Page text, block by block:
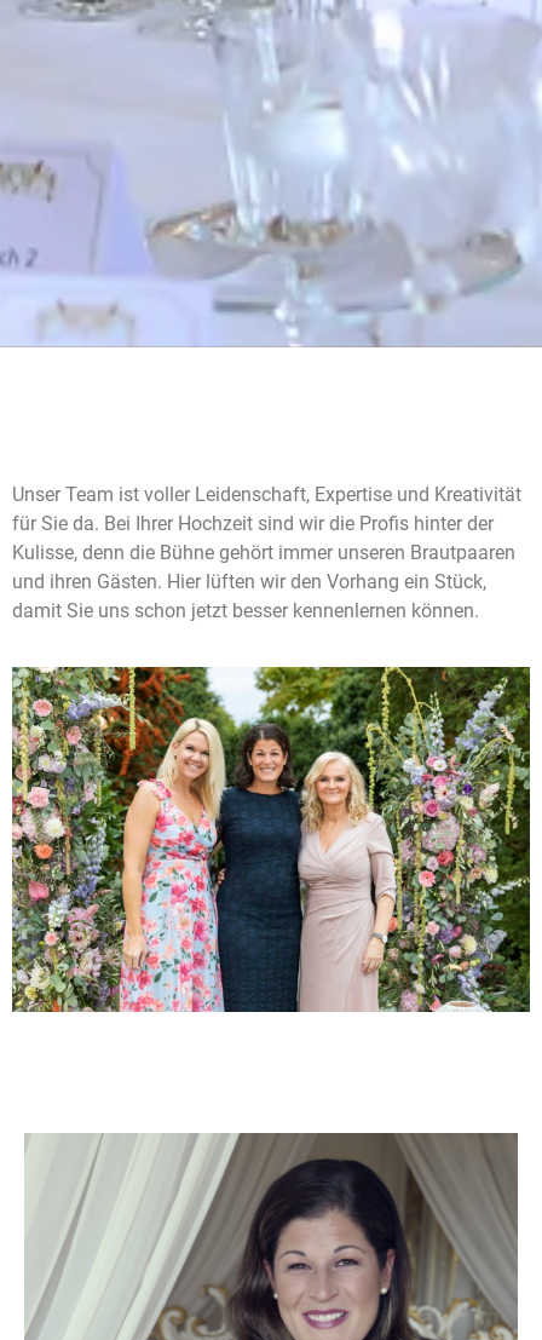
Unser Team ist voller Leidenschaft, Expertise und Kreativität
für Sie da. Bei Ihrer Hochzeit sind wir die Profis hinter der
Kulisse, denn die Bühne gehört immer unseren Brautpaaren
und ihren Gästen. Hier lüften wir den Vorhang ein Stück,
damit Sie uns schon jetzt besser kennenlernen können.
Linda ist zentraler Ruhepol und Gründerin von Perfekte